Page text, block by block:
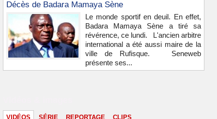
Décès de Badara Mamaya Sène
Le monde sportif en deuil. En effet,
Badara Mamaya Sène a tiré sa
révérence, ce lundi. L'ancien arbitre
international a été aussi maire de la
ville de Rufisque. Seneweb
présente ses...
VIDÉOS SÉRIE REPORTAGE CLIPS